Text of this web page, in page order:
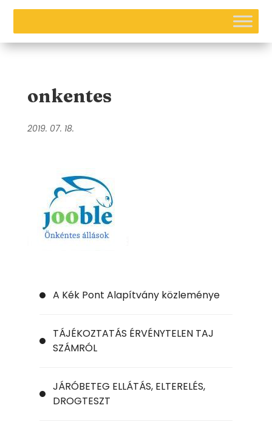
onkentes
2019. 07. 18.
A Kék Pont Alapítvány közleménye
TÁJÉKOZTATÁS ÉRVÉNYTELEN TAJ
SZÁMRÓL
JÁRÓBETEG ELLÁTÁS, ELTERELÉS,
DROGTESZT